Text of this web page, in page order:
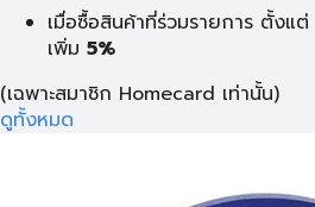
เมื่อซื้อสินค้าที่ร่วมรายการ ตั้งแต่
เพิ่ม 5%
(เฉพาะสมาชิก Homecard เท่านั้น)
ดูทั้งหมด